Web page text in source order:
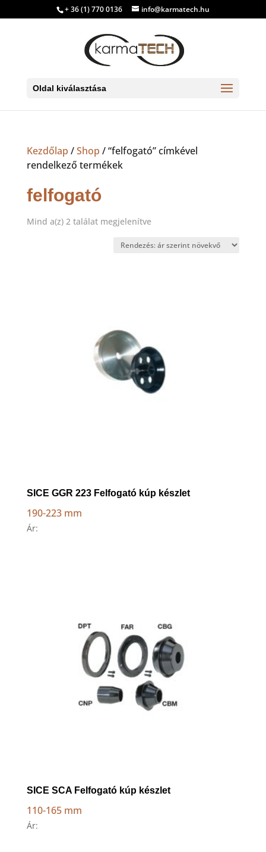
+ 36 (1) 770 0136 info@karmatech.hu
Oldal kiválasztása
Kezdőlap /Shop / “felfogató” címkével
rendelkező termékek
felfogató
Mind a(z) 2 találat megjelenítveSorted
price:
SICE GGR 223 Felfogató kúp készlet
190-223 mm
Ár:
SICE SCA Felfogató kúp készlet
110-165 mm
Ár: